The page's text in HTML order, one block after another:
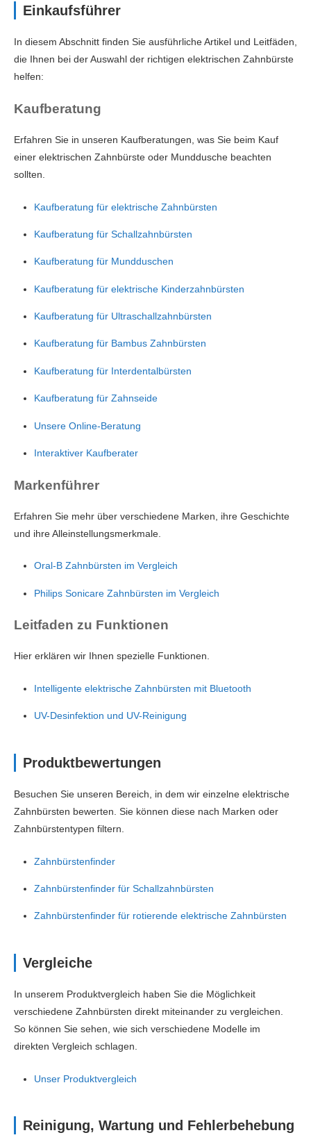
Einkaufsführer
In diesem Abschnitt finden Sie ausführliche Artikel und Leitfäden,
die Ihnen bei der Auswahl der richtigen elektrischen Zahnbürste
helfen:
Kaufberatung
Erfahren Sie in unseren Kaufberatungen, was Sie beim Kauf
einer elektrischen Zahnbürste oder Munddusche beachten
sollten.
Kaufberatung für elektrische Zahnbürsten
Kaufberatung für Schallzahnbürsten
Kaufberatung für Mundduschen
Kaufberatung für elektrische Kinderzahnbürsten
Kaufberatung für Ultraschallzahnbürsten
Kaufberatung für Bambus Zahnbürsten
Kaufberatung für Interdentalbürsten
Kaufberatung für Zahnseide
Unsere Online-Beratung
Interaktiver Kaufberater
Markenführer
Erfahren Sie mehr über verschiedene Marken, ihre Geschichte
und ihre Alleinstellungsmerkmale.
Oral-B Zahnbürsten im Vergleich
Philips Sonicare Zahnbürsten im Vergleich
Leitfaden zu Funktionen
Hier erklären wir Ihnen spezielle Funktionen.
Intelligente elektrische Zahnbürsten mit Bluetooth
UV-Desinfektion und UV-Reinigung
Produktbewertungen
Besuchen Sie unseren Bereich, in dem wir einzelne elektrische
Zahnbürsten bewerten. Sie können diese nach Marken oder
Zahnbürstentypen filtern.
Zahnbürstenfinder
Zahnbürstenfinder für Schallzahnbürsten
Zahnbürstenfinder für rotierende elektrische Zahnbürsten
Vergleiche
In unserem Produktvergleich haben Sie die Möglichkeit
verschiedene Zahnbürsten direkt miteinander zu vergleichen.
So können Sie sehen, wie sich verschiedene Modelle im
direkten Vergleich schlagen.
Unser Produktvergleich
Reinigung, Wartung und Fehlerbehebung